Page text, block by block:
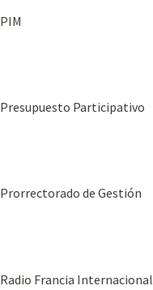
PIM
Presupuesto Participativo
Prorrectorado de Gestión
Radio Francia Internacional